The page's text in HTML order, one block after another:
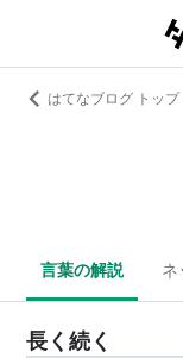
はてなブログ トップ
言葉の解説 ネ
長く続く